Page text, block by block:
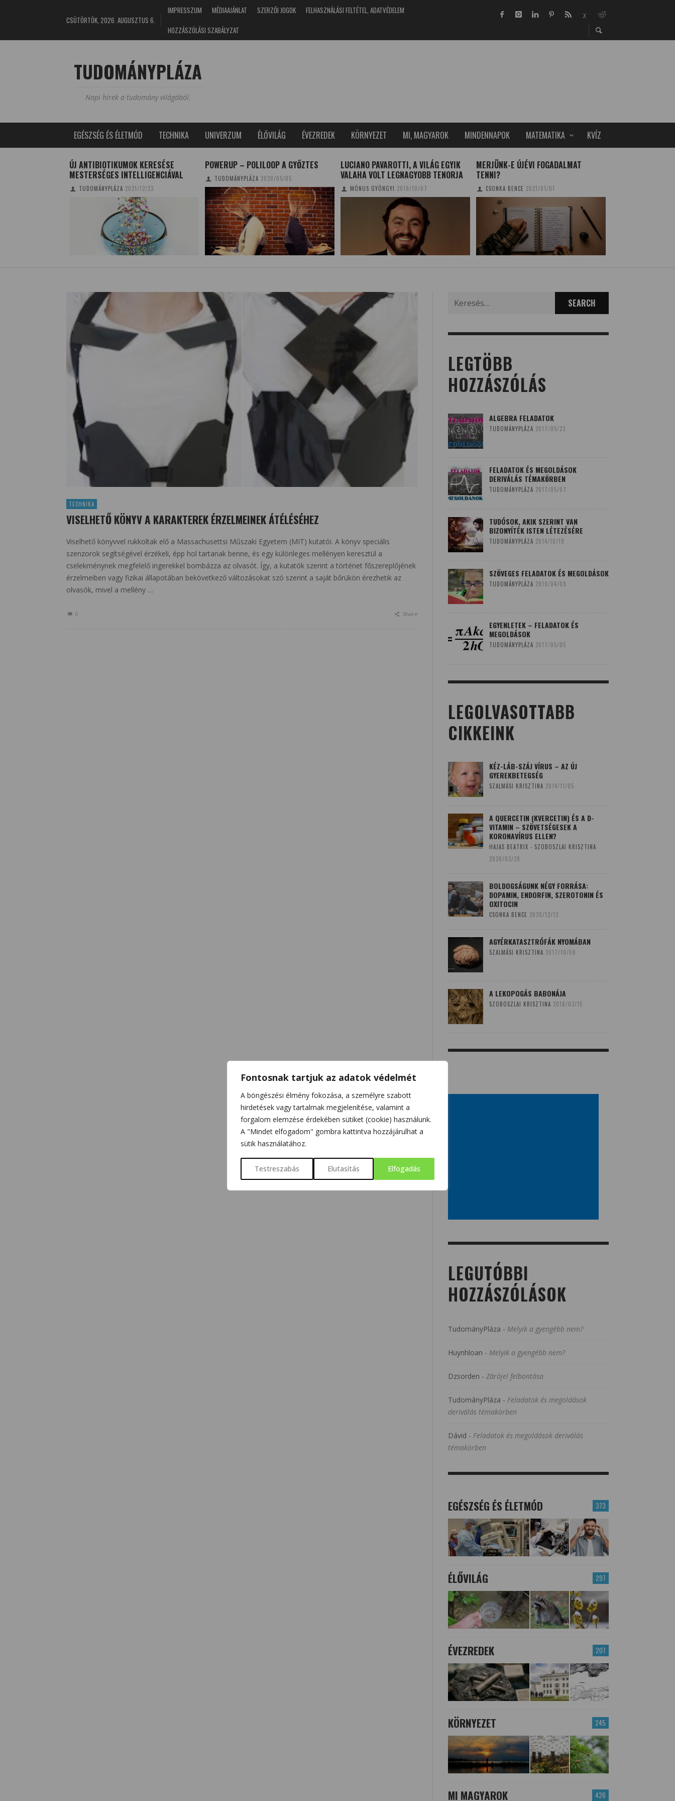
Fontosnak tartjuk az adatok védelmét
A böngészési élmény fokozása, a személyre szabott
hirdetések vagy tartalmak megjelenítése, valamint a
forgalom elemzése érdekében sütiket (cookie) használunk.
A "Mindet elfogadom" gombra kattintva hozzájárulhat a
sütik használatához.
Testreszabás Elutasítás Elfogadás
CSÜTÖRTÖK, 2026. AUGUSZTUS 6.
IMPRESSZUM MÉDIAAJÁNLAT SZERZŐI JOGOK
FELHASZNÁLÁSI FELTÉTEL, ADATVÉDELEM
HOZZÁSZÓLÁSI SZABÁLYZAT
TUDOMÁNYPLÁZA
Napi hírek a tudomány világából.
EGÉSZSÉG ÉS ÉLETMÓD TECHNIKA UNIVERZUM ÉLŐVILÁG ÉVEZREDEK KÖRNYEZET MI, MAGYAROK MINDENNAPOK MATEMATIKA KVÍZ
ÚJ ANTIBIOTIKUMOK KERESÉSE
MESTERSÉGES INTELLIGENCIÁVAL
TUDOMÁNYPLÁZA 2021/12/23
POWERUP – POLILOOP A GYŐZTES
TUDOMÁNYPLÁZA 2020/05/05
LUCIANO PAVAROTTI, A VILÁG EGYIK
VALAHA VOLT LEGNAGYOBB TENORJA
MÓNUS GYÖNGYI 2019/10/07
MERJÜNK-E ÚJÉVI FOGADALMAT
TENNI?
CSONKA BENCE 2021/01/01
TECHNIKA
VISELHETŐ KÖNYV A KARAKTEREK ÉRZELMEINEK ÁTÉLÉSÉHEZ
Viselhető könyvvel rukkoltak elő a Massachusettsi Műszaki Egyetem (MIT) kutatói. A könyv speciális
szenzorok segítségével érzékeli, épp hol tartanak benne, és egy különleges mellényen keresztül a
cselekménynek megfelelő ingerekkel bombázza az olvasót. Így, a kutatók szerint a történet főszereplőjének
érzelmeiben vagy fizikai állapotában bekövetkező változásokat szó szerint a saját bőrükön érezhetik az
olvasók, mivel a mellény …
0 Share
for:
LEGTÖBB
HOZZÁSZÓLÁS
ALGEBRA FELADATOK
TUDOMÁNYPLÁZA 2017/05/23
FELADATOK ÉS MEGOLDÁSOK
DERIVÁLÁS TÉMAKÖRBEN
TUDOMÁNYPLÁZA 2017/05/07
TUDÓSOK, AKIK SZERINT VAN
BIZONYÍTÉK ISTEN LÉTEZÉSÉRE
TUDOMÁNYPLÁZA 2014/10/19
SZÖVEGES FELADATOK ÉS MEGOLDÁSOK
TUDOMÁNYPLÁZA 2019/04/09
EGYENLETEK – FELADATOK ÉS
MEGOLDÁSOK
TUDOMÁNYPLÁZA 2017/05/05
LEGOLVASOTTABB
CIKKEINK
KÉZ-LÁB-SZÁJ VÍRUS – AZ ÚJ
GYEREKBETEGSÉG
SZALMÁSI KRISZTINA 2014/11/05
A QUERCETIN (KVERCETIN) ÉS A D-
VITAMIN – SZÖVETSÉGESEK A
KORONAVÍRUS ELLEN?
HAJAS BEATRIX - SZOBOSZLAI KRISZTINA
2020/03/20
BOLDOGSÁGUNK NÉGY FORRÁSA:
DOPAMIN, ENDORFIN, SZEROTONIN ÉS
OXITOCIN
CSONKA BENCE 2020/12/12
AGYÉRKATASZTRÓFÁK NYOMÁBAN
SZALMÁSI KRISZTINA 2017/10/08
A LEKOPOGÁS BABONÁJA
SZOBOSZLAI KRISZTINA 2018/03/15
LEGUTÓBBI
HOZZÁSZÓLÁSOK
TudományPláza - Melyik a gyengébb nem?
Huynhloan - Melyik a gyengébb nem?
Dzsorden - Zárójel felbontása
TudományPláza - Feladatok és megoldások
deriválás témakörben
Dávid - Feladatok és megoldások deriválás
témakörben
373
EGÉSZSÉG ÉS ÉLETMÓD
297
ÉLŐVILÁG
207
ÉVEZREDEK
245
KÖRNYEZET
426
MI MAGYAROK